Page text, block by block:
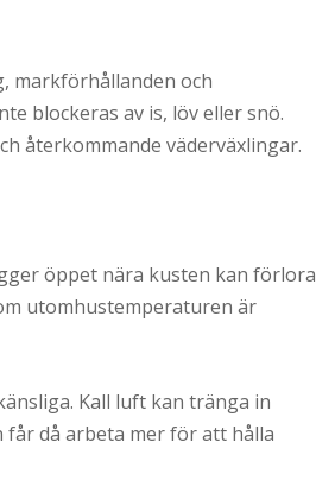
markförhållanden och
blockeras av is, löv eller snö.
återkommande väderväxlingar.
öppet nära kusten kan förlora
utomhustemperaturen är
Kall luft kan tränga in
får då arbeta mer för att hålla